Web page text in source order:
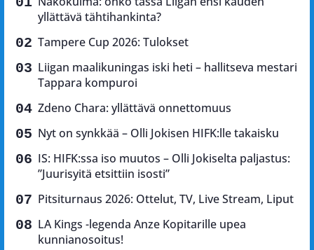
yllättävä tähtihankinta?
Tampere Cup 2026: Tulokset
Liigan maalikuningas iski heti – hallitseva mestari
Tappara kompuroi
Zdeno Chara: yllättävä onnettomuus
Nyt on synkkää – Olli Jokisen HIFK:lle takaisku
IS: HIFK:ssa iso muutos – Olli Jokiselta paljastus:
”Juurisyitä etsittiin isosti”
Pitsiturnaus 2026: Ottelut, TV, Live Stream, Liput
LA Kings -legenda Anze Kopitarille upea
kunnianosoitus!